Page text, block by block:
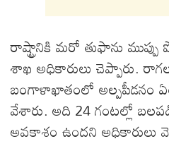
oker A
pp
ra
m er
రాష్ట్రానికి మరో తుఫాను
శాఖ అధికారులు చెప్పారు.
బంగాళాఖాతంలో అల్పపీడనం
వేశారు. అది 24 గంటల్లో
అవకాశం ఉందని అధికారులు